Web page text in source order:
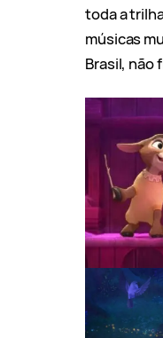
toda a
músicas
Brasil, não